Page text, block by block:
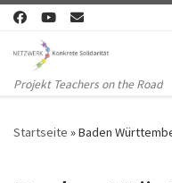
Zum Inhalt springen
Projekt Teachers on the Road
Startseite »Baden